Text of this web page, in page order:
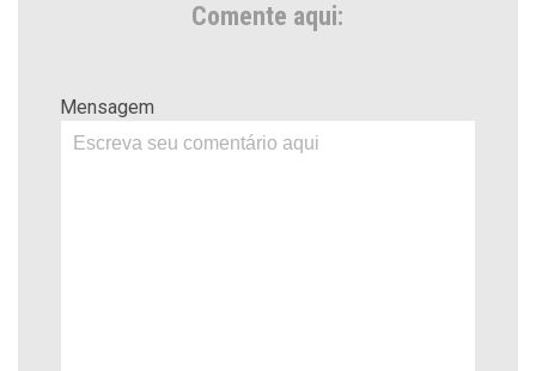
Comente aqui:
Mensagem